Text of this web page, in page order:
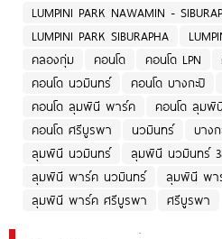
LUMPINI PARK NAWAMIN -
LUMPINI PARK SIBURAPHA
คลองกุ่ม
คอนโด คอนโด LPN
คอนโด นวมินทร์
คอนโด บางกะปิ
คอนโด ลุมพินี พาร์ค
คอนโด ลุม
คอนโด ศรีบูรพา
นวมินทร์ บางก
ลุมพินี นวมินทร์
ลุมพินี นวมินทร์
ลุมพินี พาร์ค นวมินทร์
ลุมพินี พา
ลุมพินี พาร์ค ศรีบูรพา
ศรีบูรพา